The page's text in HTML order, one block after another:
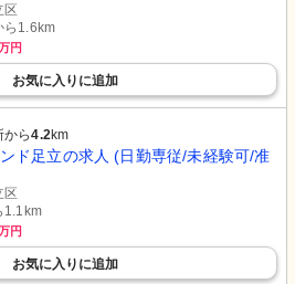
区
ら1.6km
円
お気に入り に追加
から4.2km
ド足立の求人 (日勤専従/未経験可/准
区
1.1km
円
お気に入り に追加